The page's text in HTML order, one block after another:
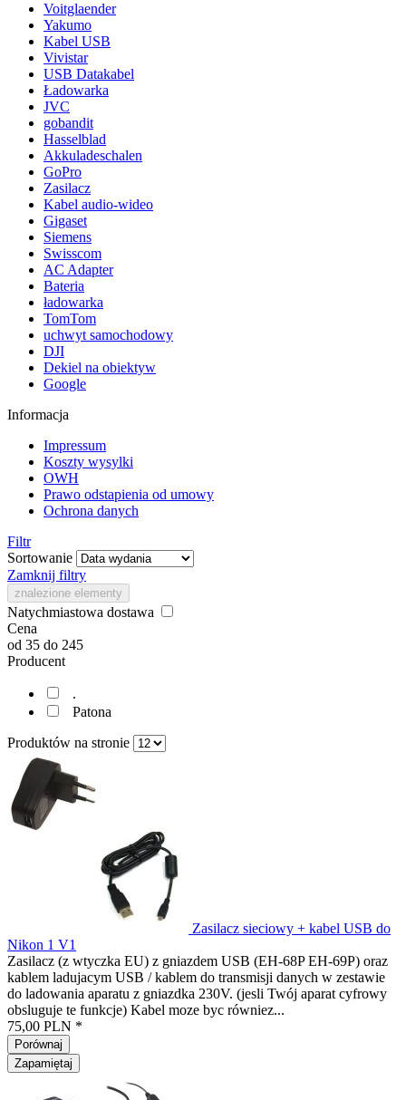
Voitglaender
Yakumo
Kabel USB
Vivistar
USB Datakabel
Ładowarka
JVC
gobandit
Hasselblad
Akkuladeschalen
GoPro
Zasilacz
Kabel audio-wideo
Gigaset
Siemens
Swisscom
AC Adapter
Bateria
ładowarka
TomTom
uchwyt samochodowy
DJI
Dekiel na obiektyw
Google
Informacja
Impressum
Koszty wysylki
OWH
Prawo odstapienia od umowy
Ochrona danych
Filtr
Sortowanie
Zamknij filtry
znalezione elementy
Natychmiastowa dostawa
Cena
od 35 do 245
Producent
.
Patona
Produktów na stronie
Zasilacz sieciowy + kabel USB do
Nikon 1 V1
Zasilacz (z wtyczka EU) z gniazdem USB (EH-68P EH-69P) oraz
kablem ladujacym USB / kablem do transmisji danych w zestawie
do ladowania aparatu z gniazdka 230V. (jesli Twój aparat cyfrowy
obsluguje te funkcje) Kabel moze byc równiez...
75,00 PLN *
Porównaj
Zapamiętaj